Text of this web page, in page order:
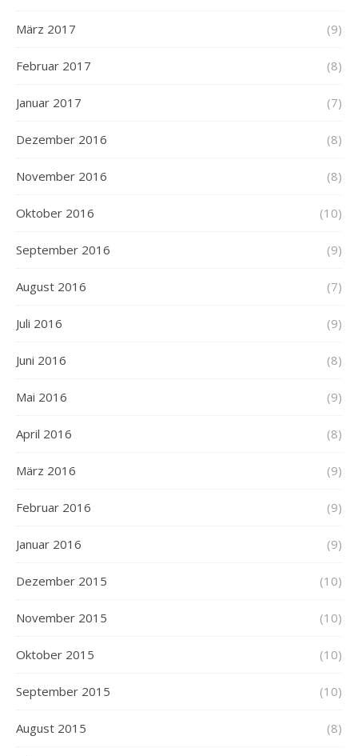
März 2017 (9)
Februar 2017 (8)
Januar 2017 (7)
Dezember 2016 (8)
November 2016 (8)
Oktober 2016 (10)
September 2016 (9)
August 2016 (7)
Juli 2016 (9)
Juni 2016 (8)
Mai 2016 (9)
April 2016 (8)
März 2016 (9)
Februar 2016 (9)
Januar 2016 (9)
Dezember 2015 (10)
November 2015 (10)
Oktober 2015 (10)
September 2015 (10)
August 2015 (8)